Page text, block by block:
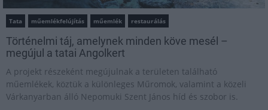
Tata műemlékfelújítás műemlék restaurálás
Történelmi táj, amelynek minden köve mesél –
megújul a tatai Angolkert
A projekt részeként megújulnak a területen található
műemlékek, köztük a különleges Műromok, valamint a közeli
Várkanyarban álló Nepomuki Szent János híd és szobor is.